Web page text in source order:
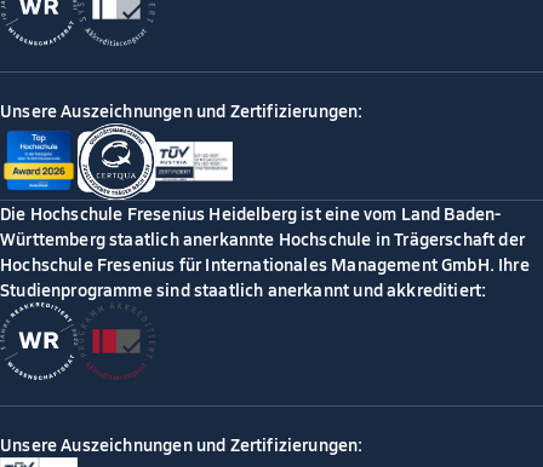
Unsere Auszeichnungen und Zertifizierungen:
Die Hochschule Fresenius Heidelberg ist eine vom Land Baden-
Württemberg staatlich anerkannte Hochschule in Trägerschaft der
Hochschule Fresenius für Internationales Management GmbH. Ihre
Studienprogramme sind staatlich anerkannt und akkreditiert:
Unsere Auszeichnungen und Zertifizierungen: